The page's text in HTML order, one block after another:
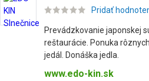
Pridať
Prevádzkovanie japonskej
reštaurácie. Ponuka
jedál. Donáška jedla.
www.edo-kin.sk